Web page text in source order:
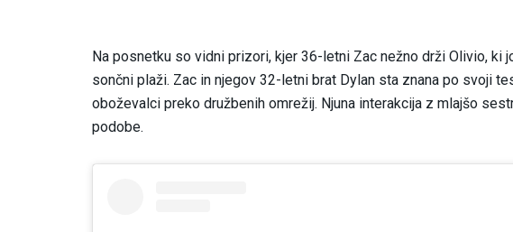
Na posnetku so vidni prizori, kjer 36-letni Zac nežno drži Olivio, ki
sončni plaži. Zac in njegov 32-letni brat Dylan sta znana po svoji
oboževalci preko družbenih omrežij. Njuna interakcija z mlajšo
podobe.